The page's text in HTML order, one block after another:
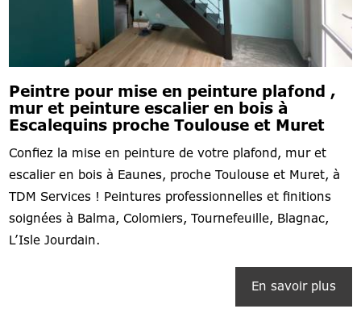
Peintre pour mise en peinture plafond ,
mur et peinture escalier en bois à
Escalequins proche Toulouse et Muret
Confiez la mise en peinture de votre plafond, mur et
escalier en bois à Eaunes, proche Toulouse et Muret, à
TDM Services ! Peintures professionnelles et finitions
soignées à Balma, Colomiers, Tournefeuille, Blagnac,
L’Isle Jourdain.
En savoir plus